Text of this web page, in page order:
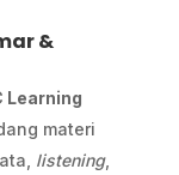
&
Learning
materi
listening,